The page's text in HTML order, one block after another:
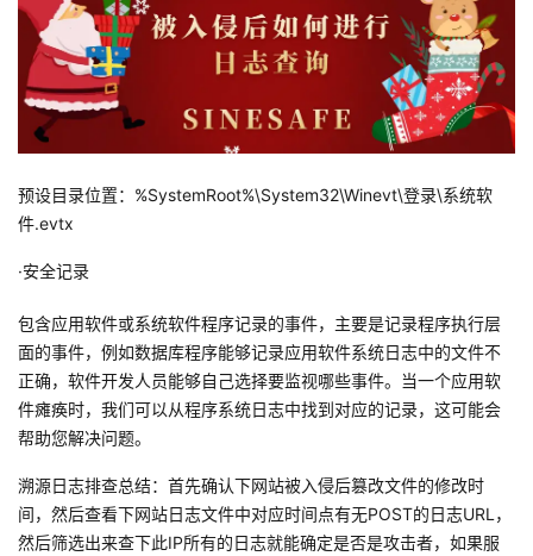
预设目录位置：%SystemRoot%\System32\Winevt\登录\系统软
件.evtx
·安全记录
包含应用软件或系统软件程序记录的事件，主要是记录程序执行层
面的事件，例如数据库程序能够记录应用软件系统日志中的文件不
正确，软件开发人员能够自己选择要监视哪些事件。当一个应用软
件瘫痪时，我们可以从程序系统日志中找到对应的记录，这可能会
帮助您解决问题。
溯源日志排查总结：首先确认下网站被入侵后篡改文件的修改时
间，然后查看下网站日志文件中对应时间点有无POST的日志URL，
然后筛选出来查下此IP所有的日志就能确定是否是攻击者，如果服